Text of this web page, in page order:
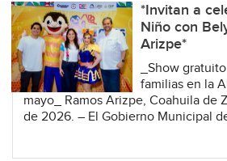
*Invitan a
Niño con
Arizpe*
_Show
familias en la
mayo_ Ramos Arizpe, Coahuila de
de 2026. – El Gobierno Municipal